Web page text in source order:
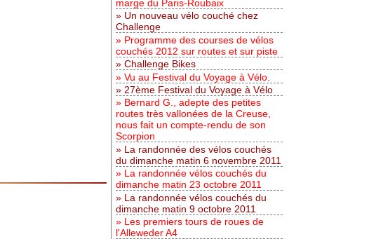
marge du Paris-Roubaix
Un nouveau vélo couché chez
Challenge
Programme des courses de vélos
couchés 2012 sur routes et sur piste
Challenge Bikes
Vu au Festival du Voyage à Vélo.
27ème Festival du Voyage à Vélo
Bernard G., adepte des petites
routes très vallonées de la Creuse,
nous fait un compte-rendu de son
Scorpion
La randonnée des vélos couchés
du dimanche matin 6 novembre 2011
La randonnée vélos couchés du
dimanche matin 23 octobre 2011
La randonnée vélos couchés du
dimanche matin 9 octobre 2011
Les premiers tours de roues de
l'Alleweder A4